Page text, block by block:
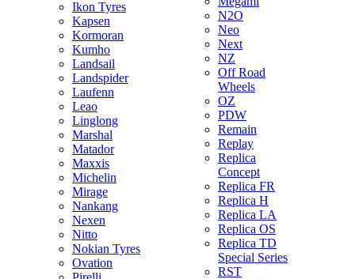
Ikon Tyres
Kapsen
Kormoran
Kumho
Landsail
Landspider
Laufenn
Leao
Linglong
Marshal
Matador
Maxxis
Michelin
Mirage
Nankang
Nexen
Nitto
Nokian Tyres
Ovation
N2O
Neo
Next
NZ
Off Road
Wheels
OZ
PDW
Remain
Replay
Replica
Concept
Replica FR
Replica H
Replica LA
Replica OS
Replica TD
Special Series
RST